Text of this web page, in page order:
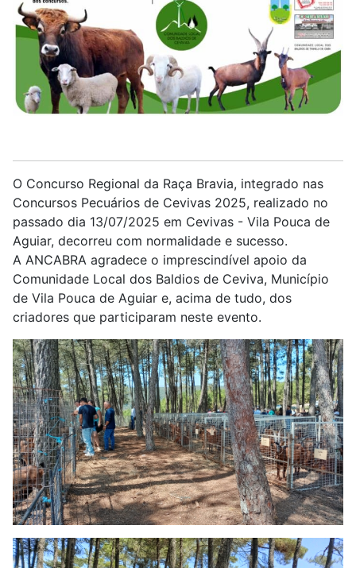
O Concurso Regional da Raça Bravia, integrado nas
Concursos Pecuários de Cevivas 2025, realizado no
passado dia 13/07/2025 em Cevivas - Vila Pouca de
Aguiar, decorreu com normalidade e sucesso.
A ANCABRA agradece o imprescindível apoio da
Comunidade Local dos Baldios de Ceviva, Município
de Vila Pouca de Aguiar e, acima de tudo, dos
criadores que participaram neste evento.